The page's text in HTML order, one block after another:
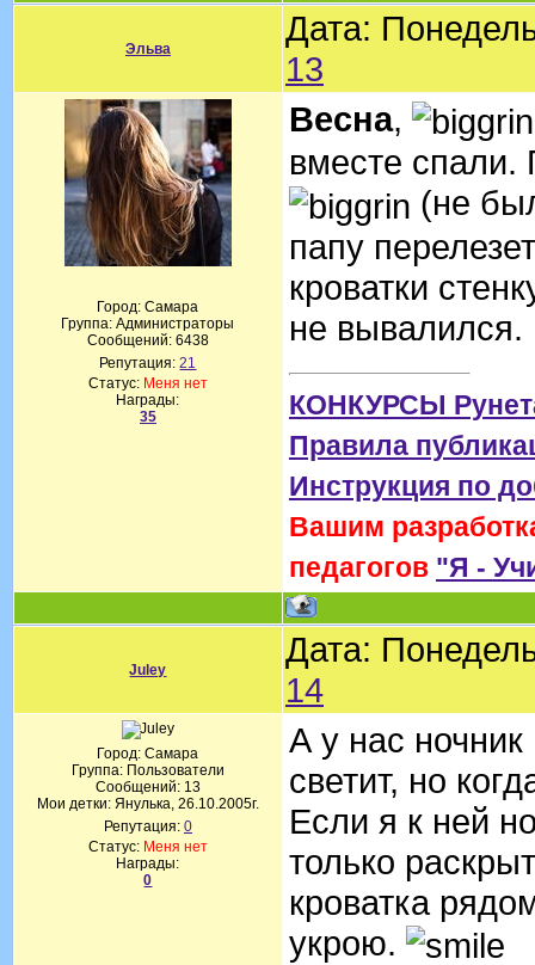
Эльва
Дата:
13
Город: Самара
Группа: Администраторы
Сообщений: 6438
Репутация:21
Статус: Меня нет
Награды:
35
Весна,
вместе спали.
(не
папу
кроватки
не вывалился.
КОНКУРСЫ
Правила
Инструкция по
Вашим
педагогов "Я -
Juley
Дата:
14
Город: Самара
Группа: Пользователи
Сообщений: 13
Мои детки: Янулька, 26.10.2005г.
Репутация: 0
Статус: Меня нет
Награды:
0
А у нас ночник
светит, но
Если я к ней
только
кроватка
укрою.